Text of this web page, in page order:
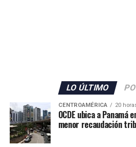
agentes adicionales, que se
desplegados en el territorio.
Además, las autoridades
de buceadores y embarcaciones
LO ÚLTIMO
CENTROAMÉRICA 20
OCDE ubica a
menor recaudación